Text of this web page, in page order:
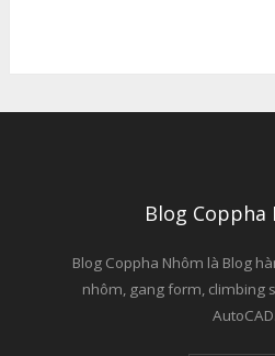
Blog
Blog Coppha Nhôm là Blog
nhôm, gang form, climbing
AutoCAD.